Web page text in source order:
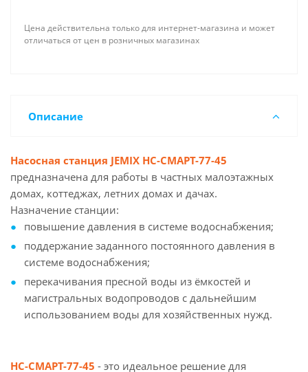
Цена действительна только для интернет-магазина и может
отличаться от цен в розничных магазинах
Описание
Насосная станция JEMIX НС-СМАРТ-77-45
предназначена для работы в частных малоэтажных
домах, коттеджах, летних домах и дачах.
Назначение станции:
повышение давления в системе водоснабжения;
поддержание заданного постоянного давления в
системе водоснабжения;
перекачивания пресной воды из ёмкостей и
магистральных водопроводов с дальнейшим
использованием воды для хозяйственных нужд.
НС-СМАРТ-77-45 - это идеальное решение для